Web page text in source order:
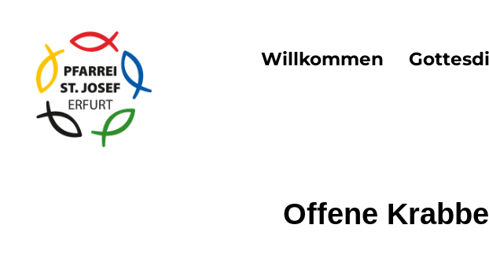
Willkommen
Offene